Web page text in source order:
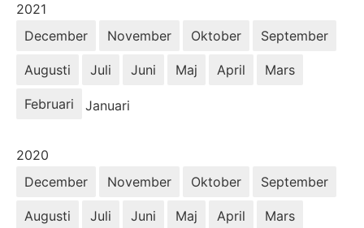
År:
2021
December
November Oktober September
Augusti Juli Juni Maj April Mars
Februari Januari
År:
2020
December
November Oktober September
Augusti Juli Juni Maj April Mars